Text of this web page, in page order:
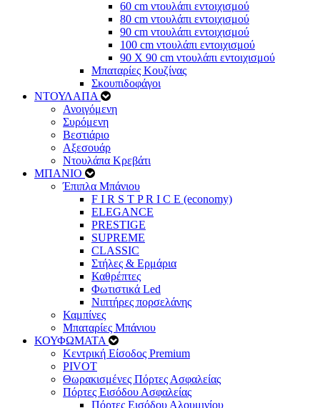
60 cm ντουλάπι εντοιχισμού
80 cm ντουλάπι εντοιχισμού
90 cm ντουλάπι εντοιχισμού
100 cm ντουλάπι εντοιχισμού
90 Χ 90 cm ντουλάπι εντοιχισμού
Μπαταρίες Κουζίνας
Σκουπιδοφάγοι
ΝΤΟΥΛΑΠΑ
Ανοιγόμενη
Συρόμενη
Βεστιάριο
Αξεσουάρ
Ντουλάπα Κρεβάτι
ΜΠΑΝΙΟ
Έπιπλα Μπάνιου
F I R S T P R I C E (economy)
ELEGANCE
PRESTIGE
SUPREME
CLASSIC
Στήλες & Ερμάρια
Καθρέπτες
Φωτιστικά Led
Νιπτήρες πορσελάνης
Καμπίνες
Μπαταρίες Μπάνιου
ΚΟΥΦΩΜΑΤΑ
Κεντρική Είσοδος Premium
PIVOT
Θωρακισμένες Πόρτες Ασφαλείας
Πόρτες Εισόδου Ασφαλείας
Πόρτες Eισόδου Αλουμινίου